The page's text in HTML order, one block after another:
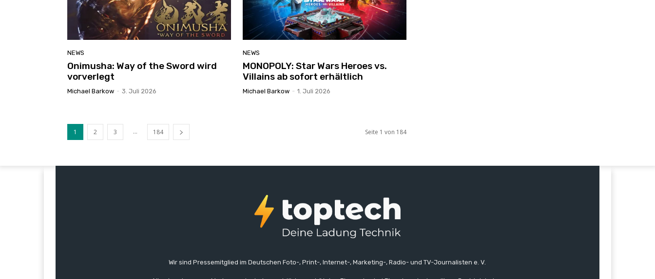
NEWS
Onimusha: Way of the Sword wird
vorverlegt
Michael Barkow - 3. Juli 2026
NEWS
MONOPOLY: Star Wars Heroes vs.
Villains ab sofort erhältlich
Michael Barkow - 1. Juli 2026
1 2 3 ... 184 Seite 1 von 184
Wir sind Pressemitglied im Deutschen Foto-, Print-, Internet-, Marketing-, Radio- und TV-Journalisten e. V.